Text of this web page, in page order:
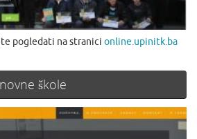
pogledati na stranici online.upinitk.ba
škole